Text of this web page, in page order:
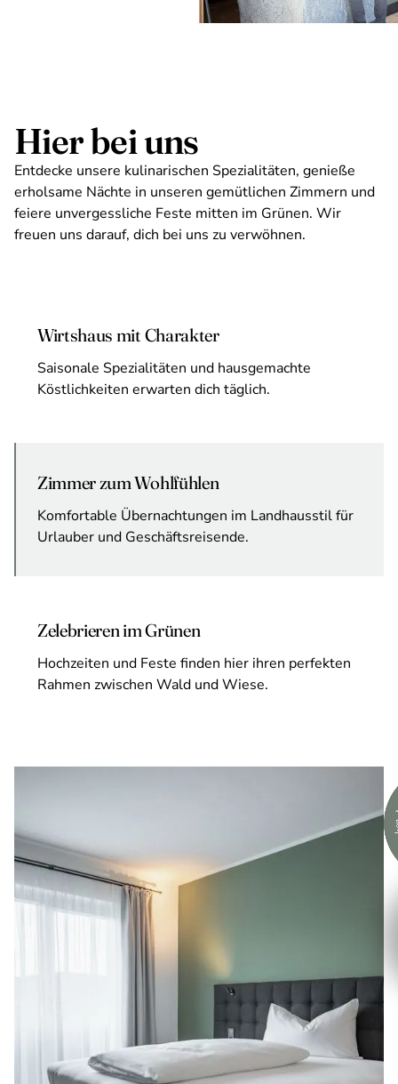
Hier bei uns
Entdecke unsere kulinarischen Spezialitäten, genieße
erholsame Nächte in unseren gemütlichen Zimmern und
feiere unvergessliche Feste mitten im Grünen. Wir
freuen uns darauf, dich bei uns zu verwöhnen.
Wirtshaus mit Charakter
Saisonale Spezialitäten und hausgemachte
Köstlichkeiten erwarten dich täglich.
Zimmer zum Wohlfühlen
Komfortable Übernachtungen im Landhausstil für
Urlauber und Geschäftsreisende.
Zelebrieren im Grünen
Hochzeiten und Feste finden hier ihren perfekten
Rahmen zwischen Wald und Wiese.